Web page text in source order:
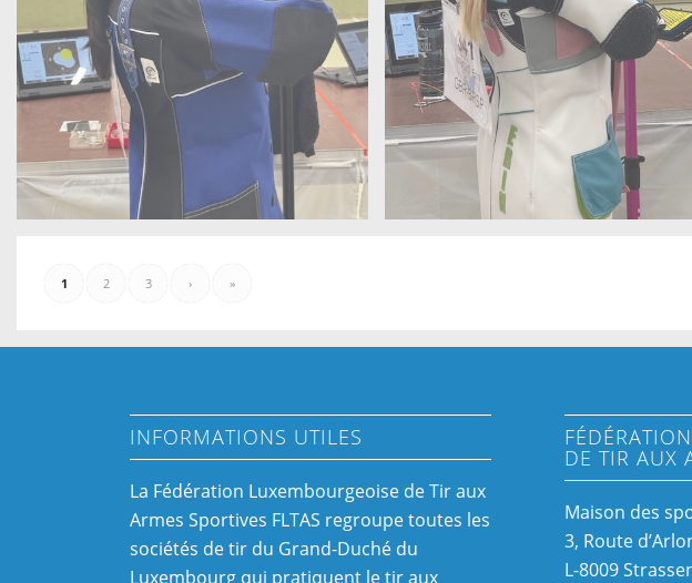
1 2 3 › »
INFORMATIONS UTILES
La Fédération Luxembourgeoise de Tir aux
Armes Sportives FLTAS regroupe toutes les
sociétés de tir du Grand-Duché du
Luxembourg qui pratiquent le tir aux
DE TIR AUX
Maison des
3, Route
L-8009